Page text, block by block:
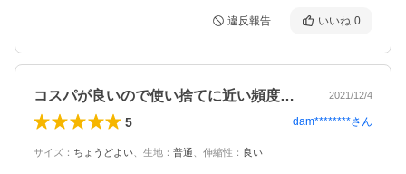
違反報告 いいね 0
コスパが良いので使い捨てに近い頻度で変… 2021/12/4
5 dam********さん
サイズ ： ちょうどよい 生地 ： 普通 伸縮性 ： 良い